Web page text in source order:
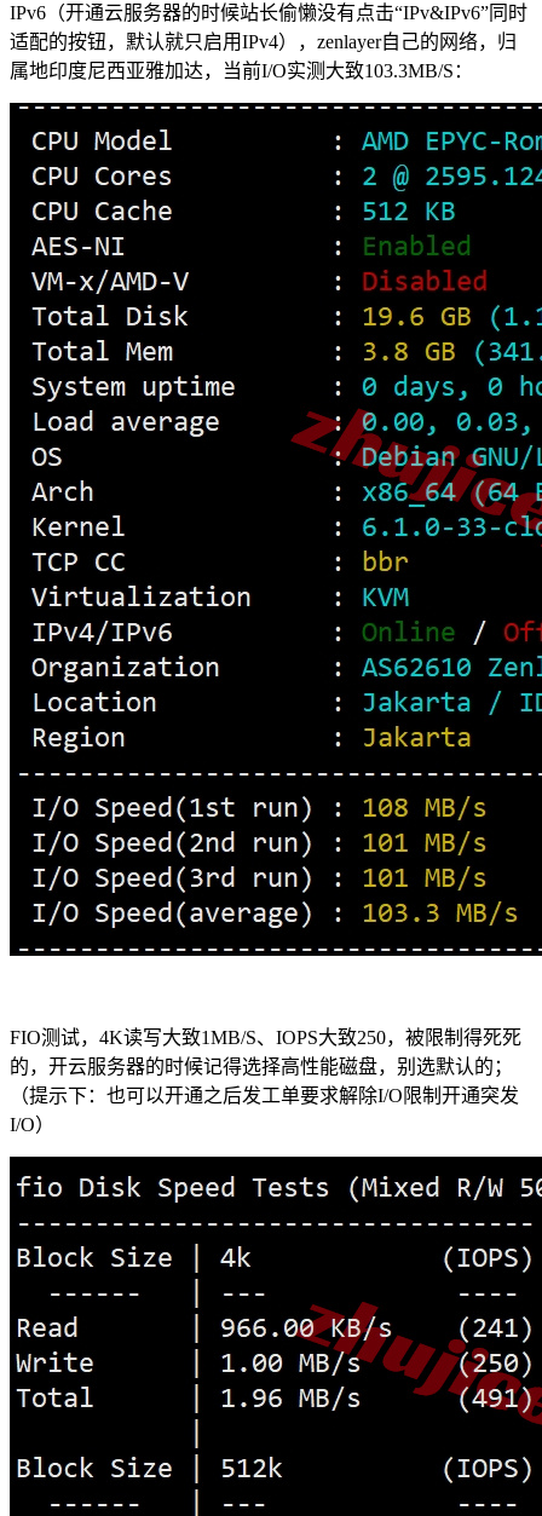
IPv6（开通云服务器的时候站长偷懒没有点击“IPv&IPv6”同时
适配的按钮，默认就只启用IPv4），zenlayer自己的网络，归
属地印度尼西亚雅加达，当前I/O实测大致103.3MB/S：
FIO测试，4K读写大致1MB/S、IOPS大致250，被限制得死死
的，开云服务器的时候记得选择高性能磁盘，别选默认的；
（提示下：也可以开通之后发工单要求解除I/O限制开通突发
I/O）